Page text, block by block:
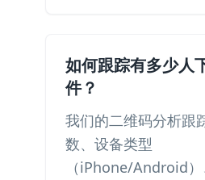
如何跟踪有多少人
件？
我们的二维码分析跟
数、设备类型
（iPhone/Android